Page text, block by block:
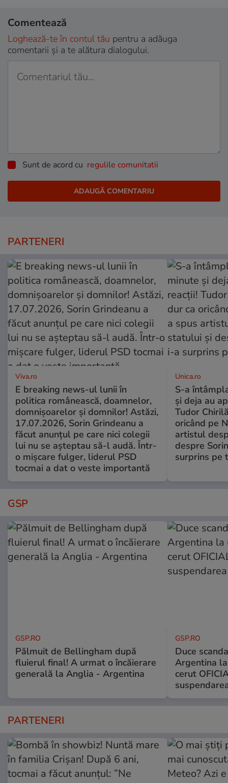
Comentează
Loghează-te în contul tău pentru a adăuga
comentarii și a te alătura dialogului.
Sunt de acord cu regulile comunitatii
PARTENERI
Viva.ro
E breaking news-ul lunii în
politica românească, doamnelor,
domnișoarelor și domnilor! Astăzi,
17.07.2026, Sorin Grindeanu a
făcut anunțul pe care nici colegii
lui nu se așteptau să-l audă. Într-
o mișcare fulger, liderul PSD
tocmai a dat o veste importantă
Unica.ro
S-a
și deja au
Tudor
oricând pe
artistul
despre
surprins pe
GSP
GSP.RO
Pălmuit de Bellingham după
fluierul final! A urmat o încăierare
generală la Anglia - Argentina
GSP.RO
Duce
Argentina
cerut
PARTENERI